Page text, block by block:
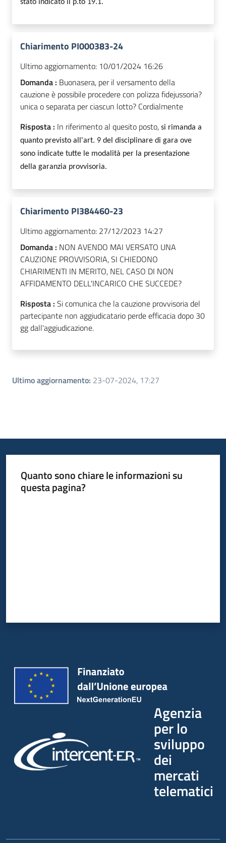
stato indicato il p.to 19.1.
Chiarimento PI000383-24
Ultimo aggiornamento: 10/01/2024 16:26
Domanda : Buonasera, per il versamento della
cauzione è possibile procedere con polizza fidejussoria?
unica o separata per ciascun lotto? Cordialmente
Risposta : In riferimento al quesito posto, si rimanda a
quanto previsto all'art. 9 del disciplinare di gara ove
sono indicate tutte le modalità per la presentazione
della garanzia provvisoria.
Chiarimento PI384460-23
Ultimo aggiornamento: 27/12/2023 14:27
Domanda : NON AVENDO MAI VERSATO UNA
CAUZIONE PROVVISORIA, SI CHIEDONO
CHIARIMENTI IN MERITO, NEL CASO DI NON
AFFIDAMENTO DELL'INCARICO CHE SUCCEDE?
Risposta : Si comunica che la cauzione provvisoria del
partecipante non aggiudicatario perde efficacia dopo 30
gg dall'aggiudicazione.
Ultimo aggiornamento: 23-07-2024, 17:27
Quanto sono chiare le informazioni su
questa pagina?
Agenzia
per lo
sviluppo
dei
mercati
telematici